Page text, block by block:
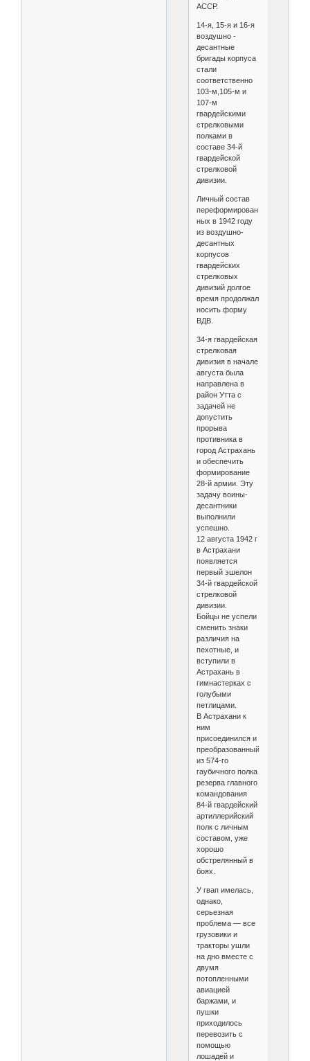
АССР.
14-я, 15-я и 16-я
воздушно -
десантные
бригады корпуса
стали
соответственно
103-м,105-м и
107-м
гвардейскими
стрелковыми
полками в
составе 34-й
гвардейской
стрелковой
дивизии.
Личный состав
переформирован
ных в 1942 году
из воздушно-
десантных
корпусов
гвардейских
стрелковых
дивизий долгое
время продолжал
носить форму
ВДВ.
34-я гвардейская
стрелковая
дивизия в начале
августа была
направлена в
район Утта с
задачей не
допустить
прорыва
противника в
город Астрахань
и обеспечить
формирование
28-й армии. Эту
задачу воины-
десантники
выполнили
успешно.
12 августа 1942 г
в Астрахани
появляется
первый эшелон
34-й гвардейской
стрелковой
дивизии.
Бойцы не успели
сменить знаки
различия на
пехотные, и
вступили в
Астрахань в
гимнастерках с
голубыми
петлицами.
В Астрахани к
ним
присоединился и
преобразованный
из 574-го
гаубичного полка
резерва главного
командования
84-й гвардейский
артиллерийский
полк с личным
составом, уже
хорошо
обстрелянный в
боях.
У гвап имелась,
однако,
серьезная
проблема — все
грузовики и
тракторы ушли
на дно вместе с
двумя
потопленными
авиацией
баржами, и
пушки
приходилось
перевозить с
помощью
лошадей и